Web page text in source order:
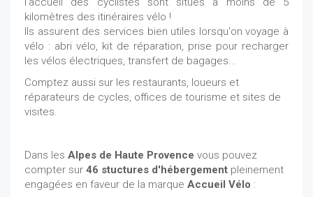
kilomètres des itinéraires vélo !
Ils assurent des services bien utiles lorsqu'on voyage à
vélo : abri vélo, kit de réparation, prise pour recharger
les vélos électriques, transfert de bagages...
Comptez aussi sur les restaurants, loueurs et
réparateurs de cycles, offices de tourisme et sites de
visites.
Dans les Alpes de Haute Provence vous pouvez
compter sur 46 stuctures d'hébergement pleinement
engagées en faveur de la marque Accueil Vélo :